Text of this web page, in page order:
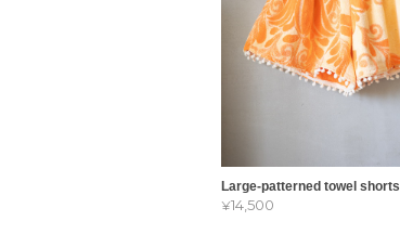
Large-patterned towel shorts
¥14,500